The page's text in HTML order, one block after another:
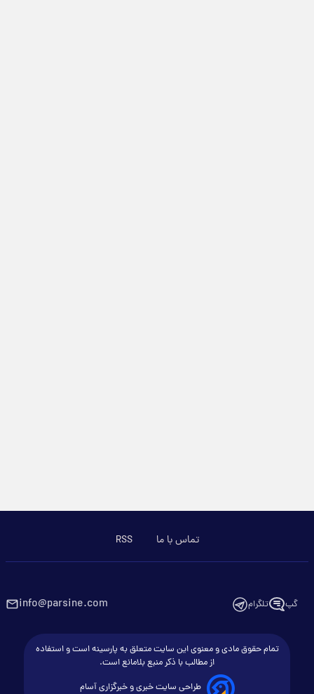
تماس با ما RSS
گپ تلگرام info@parsine.com
تمام حقوق مادی و معنوی این سایت متعلق به پارسینه است و استفاده
از مطالب با ذکر منبع بلامانع است.
طراحی سایت خبری و خبرگزاری آسام